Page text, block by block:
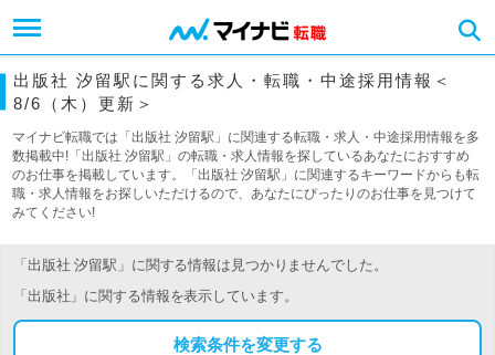
出版社 汐留駅に関する求人・転職・中途採用情報＜
8/6（木）更新＞
マイナビ転職では「出版社 汐留駅」に関連する転職・求人・中途採用情報を多
数掲載中!「出版社 汐留駅」の転職・求人情報を探しているあなたにおすすめ
のお仕事を掲載しています。「出版社 汐留駅」に関連するキーワードからも転
職・求人情報をお探しいただけるので、あなたにぴったりのお仕事を見つけて
みてください!
「出版社 汐留駅」に関する情報は見つかりませんでした。
「出版社」に関する情報を表示しています。
検索条件を変更する